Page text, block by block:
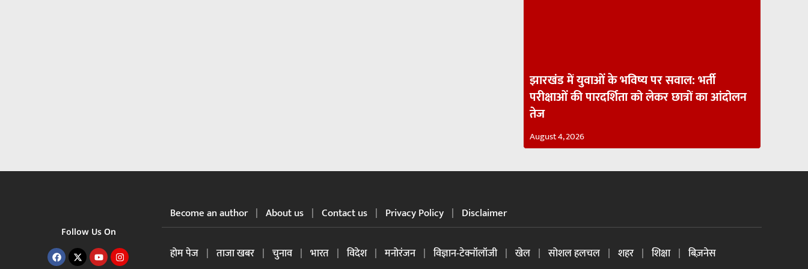
झारखंड में युवाओं के भविष्य पर सवाल: भर्ती
परीक्षाओं की पारदर्शिता को लेकर छात्रों का आंदोलन
तेज
August 4, 2026
Follow Us On
Become an author About us Contact us Privacy Policy Disclaimer
होम पेज ताजा खबर चुनाव भारत विदेश मनोरंजन विज्ञान-टेक्नॉलॉजी खेल सोशल हलचल शहर शिक्षा बिज़नेस